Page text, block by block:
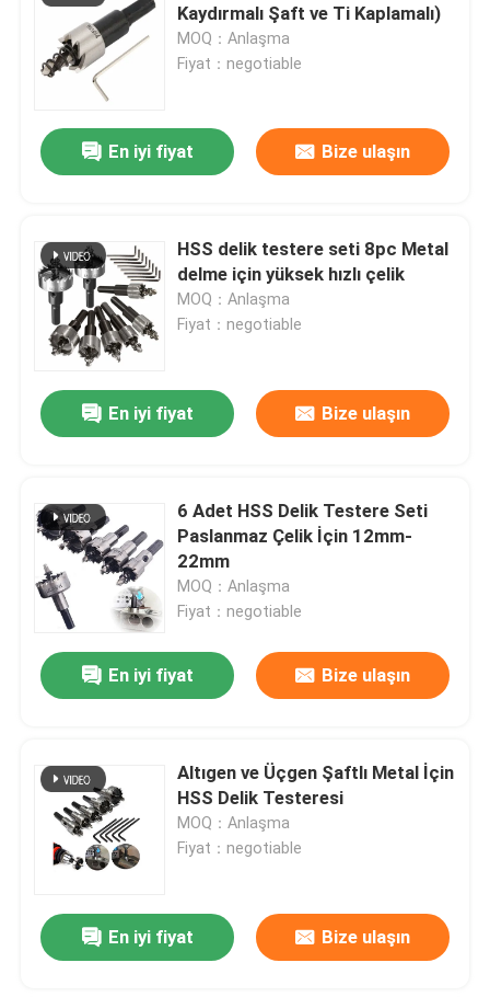
Kaydırmalı Şaft ve Ti Kaplamalı)
MOQ：Anlaşma
Fiyat：negotiable
En iyi fiyat Bize ulaşın
HSS delik testere seti 8pc Metal
delme için yüksek hızlı çelik
MOQ：Anlaşma
Fiyat：negotiable
En iyi fiyat Bize ulaşın
6 Adet HSS Delik Testere Seti
Paslanmaz Çelik İçin 12mm-
22mm
MOQ：Anlaşma
Fiyat：negotiable
En iyi fiyat Bize ulaşın
Altıgen ve Üçgen Şaftlı Metal İçin
HSS Delik Testeresi
MOQ：Anlaşma
Fiyat：negotiable
En iyi fiyat Bize ulaşın